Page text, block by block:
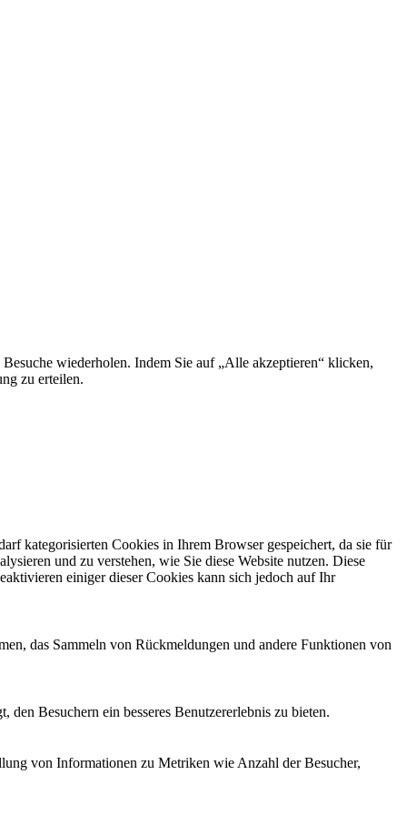
wiederholen. Indem Sie auf „Alle akzeptieren“ klicken,
zu erteilen.
kategorisierten Cookies in Ihrem Browser gespeichert, da sie für
und zu verstehen, wie Sie diese Website nutzen. Diese
einiger dieser Cookies kann sich jedoch auf Ihr
das Sammeln von Rückmeldungen und andere Funktionen von
Besuchern ein besseres Benutzererlebnis zu bieten.
von Informationen zu Metriken wie Anzahl der Besucher,